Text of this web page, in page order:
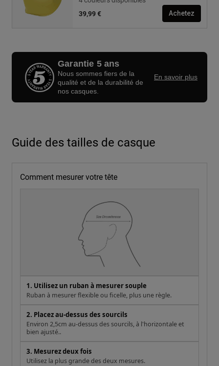
39,99 €
Achetez
Garantie 5 ans
Nous sommes fiers de la
qualité et de la durabilité de
nos casques.
En savoir plus
Guide des tailles de casque
Comment mesurer votre tête
1. Utilisez un ruban à mesurer souple
Ruban à mesurer flexible ou ficelle, plus une règle.
2. Placez au-dessus des sourcils
Environ 2,5cm au-dessus des sourcils, à l'horizontale et
bien ajusté..
3. Mesurez deux fois
Utilisez la plus grande des deux mesures.